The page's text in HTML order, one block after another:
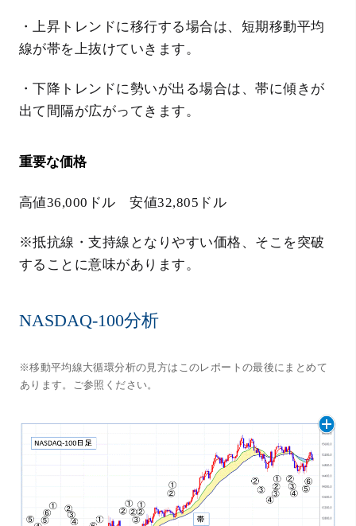
・上昇トレンドに移行する場合は、短期移動平均
線が帯を上抜けていきます。
・下降トレンドに勢いが出る場合は、帯に傾きが
出て間隔が広がってきます。
重要な価格
高値36,000ドル 安値32,805ドル
※抵抗線・支持線となりやすい価格、そこを突破
することに意味があります。
NASDAQ-100分析
※移動平均線大循環分析の見方はこのレポートの最後にまとめて
あります。ご参照ください。